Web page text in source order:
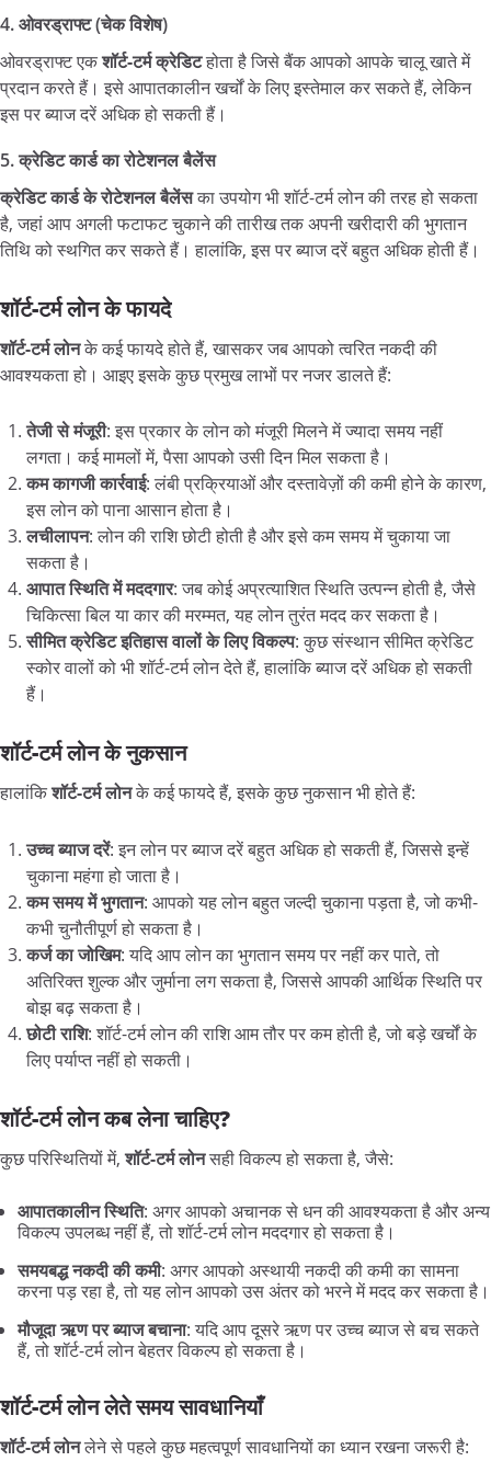
4.ओवरड्राफ्ट (चेकविशेष)
ओवरड्राफ्ट एकशॉर्ट-टर्मक्रेडिटहोता है जिसे बैंक आपको आपके चालू खाते में
प्रदान करते हैं। इसे आपातकालीन खर्चों के लिए इस्तेमाल कर सकते हैं, लेकिन
इस पर ब्याज दरें अधिक हो सकती हैं।
5.क्रेडिटकार्डकारोटेशनलबैलेंस
क्रेडिटकार्डकेरोटेशनलबैलेंसका उपयोग भी शॉर्ट-टर्म लोन की तरह हो सकता
है, जहां आप अगली फटाफट चुकाने की तारीख तक अपनी खरीदारी की भुगतान
तिथि को स्थगित कर सकते हैं। हालांकि, इस पर ब्याज दरें बहुत अधिक होती हैं।
शॉर्ट-टर्मलोनकेफायदे
शॉर्ट-टर्मलोनके कई फायदे होते हैं, खासकर जब आपको त्वरित नकदी की
आवश्यकता हो। आइए इसके कुछ प्रमुख लाभों पर नजर डालते हैं:
तेजीसेमंजूरी: इस प्रकार के लोन को मंजूरी मिलने में ज्यादा समय नहीं
लगता। कई मामलों में, पैसा आपको उसी दिन मिल सकता है।
कमकागजीकार्रवाई: लंबी प्रक्रियाओं और दस्तावेज़ों की कमी होने के कारण,
इस लोन को पाना आसान होता है।
लचीलापन: लोन की राशि छोटी होती है और इसे कम समय में चुकाया जा
सकता है।
आपातस्थितिमेंमददगार: जब कोई अप्रत्याशित स्थिति उत्पन्न होती है, जैसे
चिकित्सा बिल या कार की मरम्मत, यह लोन तुरंत मदद कर सकता है।
सीमितक्रेडिटइतिहासवालोंकेलिएविकल्प: कुछ संस्थान सीमित क्रेडिट
स्कोर वालों को भी शॉर्ट-टर्म लोन देते हैं, हालांकि ब्याज दरें अधिक हो सकती
हैं।
शॉर्ट-टर्मलोनकेनुकसान
हालांकिशॉर्ट-टर्मलोनके कई फायदे हैं, इसके कुछ नुकसान भी होते हैं:
उच्चब्याजदरें: इन लोन पर ब्याज दरें बहुत अधिक हो सकती हैं, जिससे इन्हें
चुकाना महंगा हो जाता है।
कमसमयमेंभुगतान: आपको यह लोन बहुत जल्दी चुकाना पड़ता है, जो कभी-
कभी चुनौतीपूर्ण हो सकता है।
कर्जकाजोखिम: यदि आप लोन का भुगतान समय पर नहीं कर पाते, तो
अतिरिक्त शुल्क और जुर्माना लग सकता है, जिससे आपकी आर्थिक स्थिति पर
बोझ बढ़ सकता है।
छोटीराशि: शॉर्ट-टर्म लोन की राशि आम तौर पर कम होती है, जो बड़े खर्चों के
लिए पर्याप्त नहीं हो सकती।
शॉर्ट-टर्मलोनकबलेनाचाहिए?
कुछ परिस्थितियों में,शॉर्ट-टर्मलोनसही विकल्प हो सकता है, जैसे:
आपातकालीनस्थिति: अगर आपको अचानक से धन की आवश्यकता है और अन्य
विकल्प उपलब्ध नहीं हैं, तो शॉर्ट-टर्म लोन मददगार हो सकता है।
समयबद्धनकदीकीकमी: अगर आपको अस्थायी नकदी की कमी का सामना
करना पड़ रहा है, तो यह लोन आपको उस अंतर को भरने में मदद कर सकता है।
मौजूदाऋणपरब्याजबचाना: यदि आप दूसरे ऋण पर उच्च ब्याज से बच सकते
हैं, तो शॉर्ट-टर्म लोन बेहतर विकल्प हो सकता है।
शॉर्ट-टर्मलोनलेतेसमयसावधानियाँ
शॉर्ट-टर्मलोनलेने से पहले कुछ महत्वपूर्ण सावधानियों का ध्यान रखना जरूरी है: